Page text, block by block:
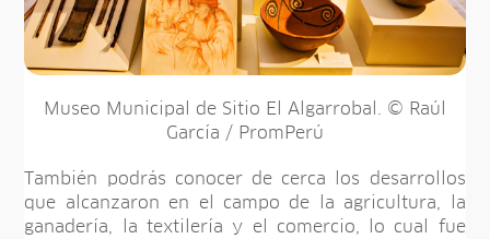
Museo Municipal de Sitio El Algarrobal. © Raúl
García / PromPerú
También podrás conocer de cerca los desarrollos
que alcanzaron en el campo de la agricultura, la
ganadería, la textilería y el comercio, lo cual fue